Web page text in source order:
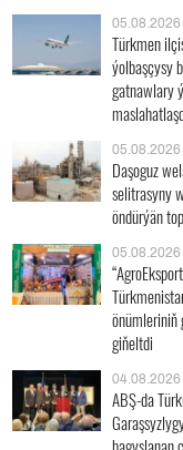
05.08.2026
Türkmen
ýolbaşçysy
gatnawlary
05.08.2026
Daşoguz
selitrasyny
öndürýän
05.08.2026
önümleriniň
giňeltdi
04.08.2026
ABŞ-da